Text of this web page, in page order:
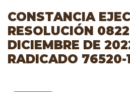
CONSTANCIA
RESOLUCIÓN
DICIEMBRE DE
RADICADO